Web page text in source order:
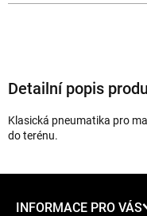
Detailní popis
Klasická pneumatika pro
do terénu.
INFORMACE PRO VÁS